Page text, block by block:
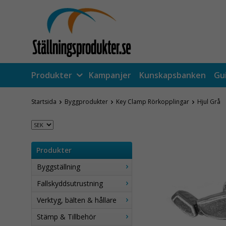
Produkter Kampanjer Kunskapsbanken
Startsida Byggprodukter Key Clamp Rörkopplingar Hjul Grå
Produkter
Byggställning
Fallskyddsutrustning
Verktyg, bälten & hållare
Stämp & Tillbehör